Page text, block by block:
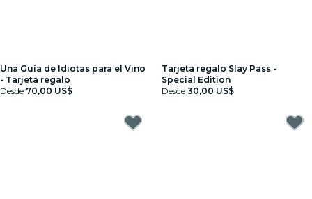
Una Guía de Idiotas para el Vino
- Tarjeta regalo
Desde 70,00 US$
Tarjeta regalo Slay Pass -
Special Edition
Desde 30,00 US$